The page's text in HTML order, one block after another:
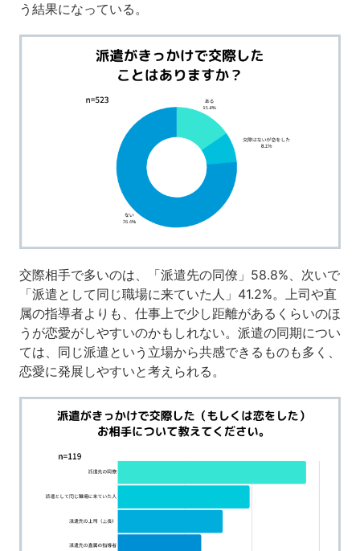
う結果になっている。
交際相手で多いのは、「派遣先の同僚」58.8%、次いで
「派遣として同じ職場に来ていた人」41.2%。上司や直
属の指導者よりも、仕事上で少し距離があるくらいのほ
うが恋愛がしやすいのかもしれない。派遣の同期につい
ては、同じ派遣という立場から共感できるものも多く、
恋愛に発展しやすいと考えられる。